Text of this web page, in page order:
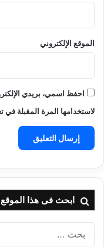
الموقع الإلكتروني
احفظ اسمي، بريدي
لاستخدامها المرة المقبلة في
ابحث فى هذا الموقع